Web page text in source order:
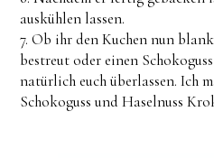
auskühlen lassen.
7. Ob ihr den Kuchen nun
bestreut oder einen
natürlich euch überlassen. Ich
Schokoguss und Haselnuss